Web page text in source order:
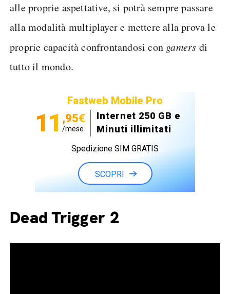
alle proprie aspettative, si potrà sempre passare
alla modalità multiplayer e mettere alla prova le
proprie capacità confrontandosi con gamers di
tutto il mondo.
Fastweb Mobile Pro
11 ,95€
/mese
Internet 250 GB e
Minuti illimitati
Spedizione SIM GRATIS
SCOPRI
Dead Trigger 2